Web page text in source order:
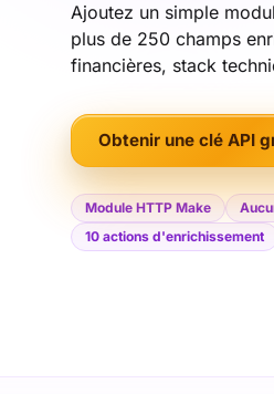
Ajoutez un simple
plus de 250 champs
financières, stack
Obtenir une clé API
Module HTTP Make
10 actions d'enrichissement